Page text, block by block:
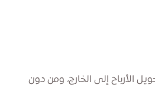
الأرباح إلى الخارج، ومن دون